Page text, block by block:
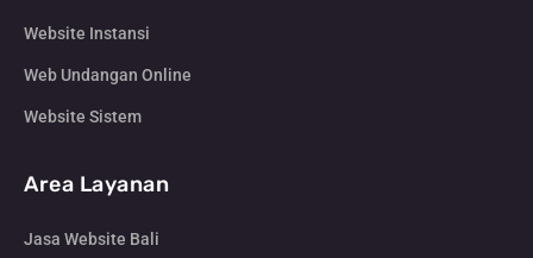
Website Instansi
Web Undangan Online
Website Sistem
Area Layanan
Jasa Website Bali